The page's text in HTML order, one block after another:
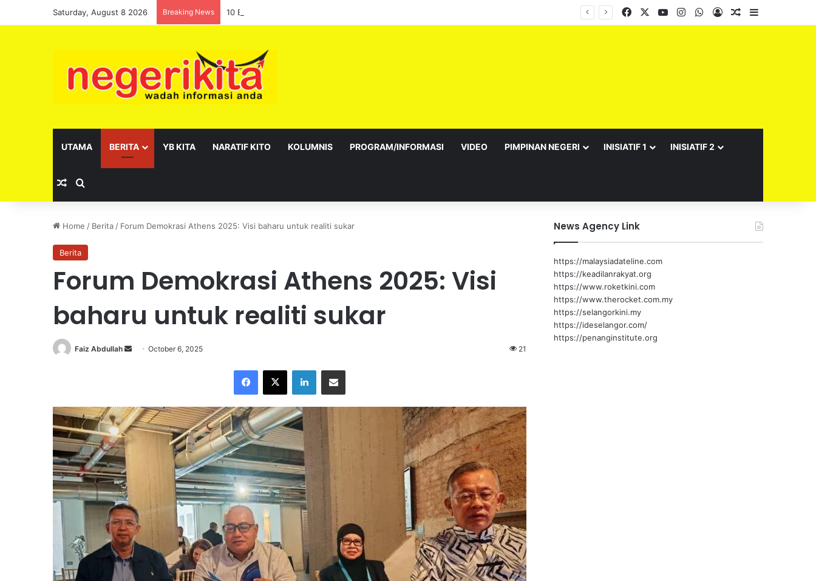
Saturday, August 8 2026 Breaking News 10 Exco Negeri Sembilan Angkat Sumpah, Lengkapkan Pentadbiran Kerajaan Negeri Facebook YouTubeInstagramWhatsApp
Log InRandom Article
UTAMA BERITA YB KITA NARATIF KITO KOLUMNIS PROGRAM/INFORMASI VIDEO PIMPINAN NEGERI INISIATIF 1 INISIATIF 2
Random Article
Home / Berita / Forum Demokrasi Athens 2025: Visi baharu untuk realiti sukar
Berita
Forum Demokrasi Athens 2025: Visi
baharu untuk realiti sukar
Faiz Abdullah
a
n
l
October 6, 2025 21
News Agency Link
https://malaysiadateline.com
https://keadilanrakyat.org
https://www.roketkini.com
https://www.therocket.com.my
https://selangorkini.my
https://ideselangor.com/
https://penanginstitute.org